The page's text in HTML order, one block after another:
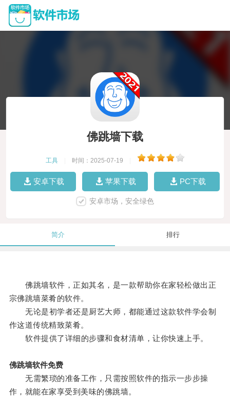
佛跳墙下载
工具 时间：2025-07-19
安卓下载 苹果下载 PC下载
安卓市场，安全绿色
简介 排行
佛跳墙软件，正如其名，是一款帮助你在家轻松做出正
宗佛跳墙菜肴的软件。
无论是初学者还是厨艺大师，都能通过这款软件学会制
作这道传统精致菜肴。
软件提供了详细的步骤和食材清单，让你快速上手。
佛跳墙软件免费
无需繁琐的准备工作，只需按照软件的指示一步步操
作，就能在家享受到美味的佛跳墙。